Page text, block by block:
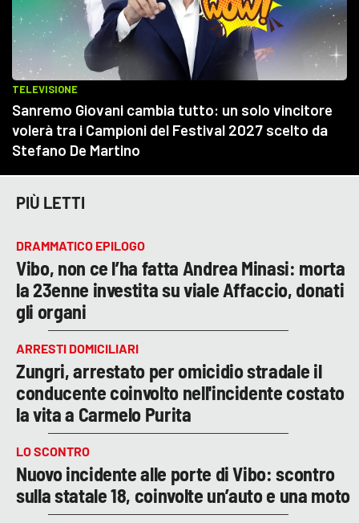
PIÙ LETTI
DRAMMATICO EPILOGO
Vibo, non ce l’ha fatta Andrea Minasi: morta
la 23enne investita su viale Affaccio, donati
gli organi
ARRESTI DOMICILIARI
Zungri, arrestato per omicidio stradale il
conducente coinvolto nell'incidente costato
la vita a Carmelo Purita
LO SCONTRO
Nuovo incidente alle porte di Vibo: scontro
sulla statale 18, coinvolte un’auto e una moto